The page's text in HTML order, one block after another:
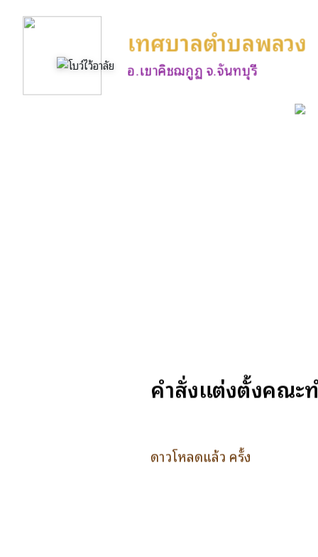
เทศบาลตำบลพลวง
อ.เขาคิชฌกูฏ จ.จันทบุรี
คำสั่งแต่งตั้งคณะ
ดาวโหลดแล้ว ครั้ง